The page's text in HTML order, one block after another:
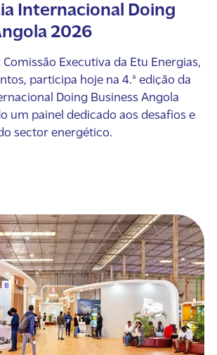
Internacional Doing
2026
Executiva da Etu Energias,
participa hoje na 4.ª edição da
Doing Business Angola
um painel dedicado aos desafios e
sector energético.